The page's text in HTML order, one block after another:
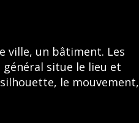
ville, un bâtiment. Les
situe le lieu et
le mouvement,